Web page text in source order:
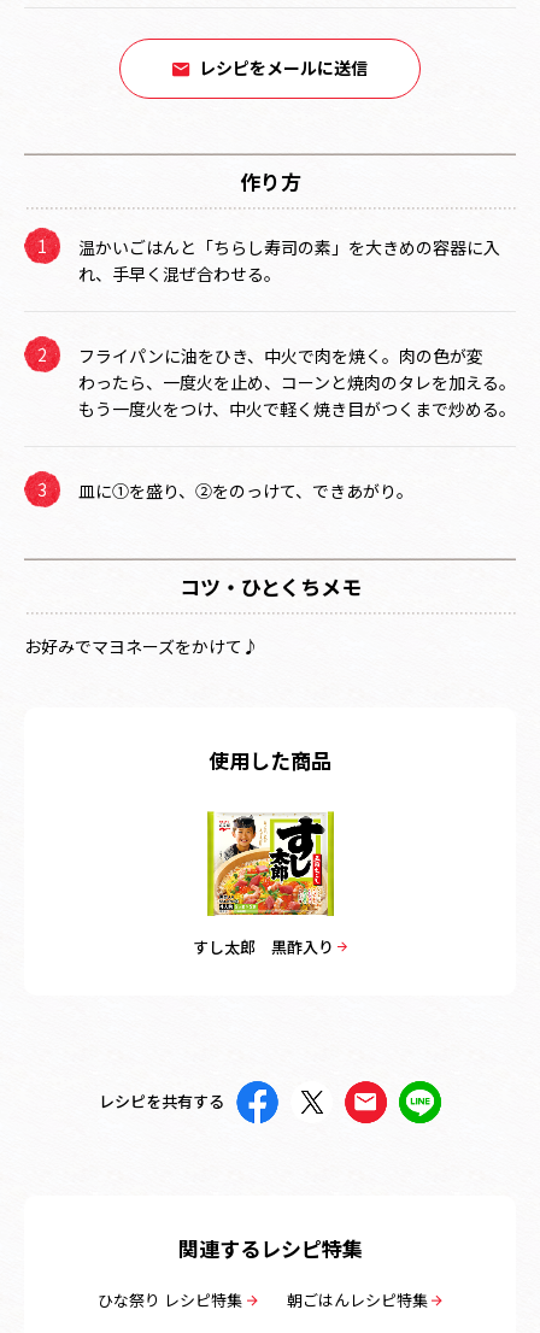
レシピをメールに送信
作り方
温かいごはんと「ちらし寿司の素」を大きめの容器に入
れ、手早く混ぜ合わせる。
フライパンに油をひき、中火で肉を焼く。肉の色が変
わったら、一度火を止め、コーンと焼肉のタレを加える。
もう一度火をつけ、中火で軽く焼き目がつくまで炒める。
皿に①を盛り、②をのっけて、できあがり。
コツ・ひとくちメモ
お好みでマヨネーズをかけて♪
使用した商品
すし太郎 黒酢入り
レシピを共有する
関連するレシピ特集
ひな祭り レシピ特集
朝ごはんレシピ特集